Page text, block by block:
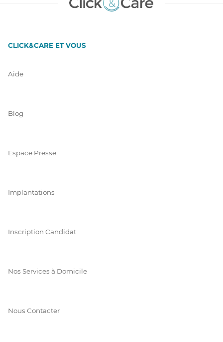
CLICK&CARE ET VOUS
Aide
Blog
Espace Presse
Implantations
Inscription Candidat
Nos Services à Domicile
Nous Contacter